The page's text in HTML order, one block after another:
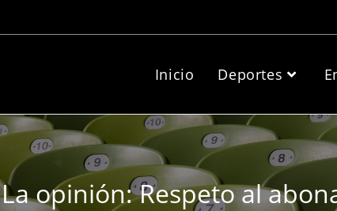
Inicio Deportes
La opinión: Respeto al